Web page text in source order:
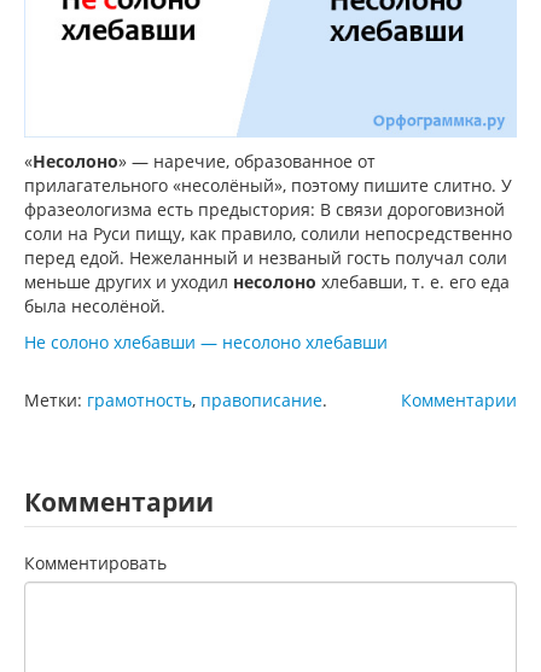
«Несолоно» — наречие, образованное от
прилагательного «несолёный», поэтому пишите слитно. У
фразеологизма есть предыстория: В связи дороговизной
соли на Руси пищу, как правило, солили непосредственно
перед едой. Нежеланный и незваный гость получал соли
меньше других и уходил несолоно хлебавши, т. е. его еда
была несолёной.
Не солоно хлебавши — несолоно хлебавши
Комментарии
Метки: грамотность, правописание.
Комментарии
Комментировать